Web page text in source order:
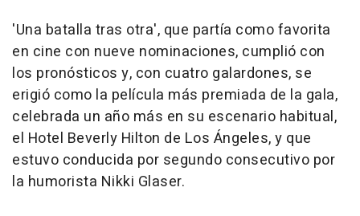
'Una batalla tras otra', que partía como favorita
en cine con nueve nominaciones, cumplió con
los pronósticos y, con cuatro galardones, se
erigió como la película más premiada de la gala,
celebrada un año más en su escenario habitual,
el Hotel Beverly Hilton de Los Ángeles, y que
estuvo conducida por segundo consecutivo por
la humorista Nikki Glaser.